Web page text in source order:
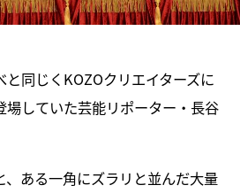
同じくKOZOクリエイターズに
場していた芸能リポーター・長谷
、ある一角にズラリと並んだ大量